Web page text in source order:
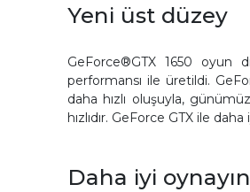
Yeni üst düzey
GeForce®GTX 1650 oyun
performansı ile üretildi.
daha hızlı oluşuyla,
hızlıdır. GeForce GTX ile
Daha iyi oynayın